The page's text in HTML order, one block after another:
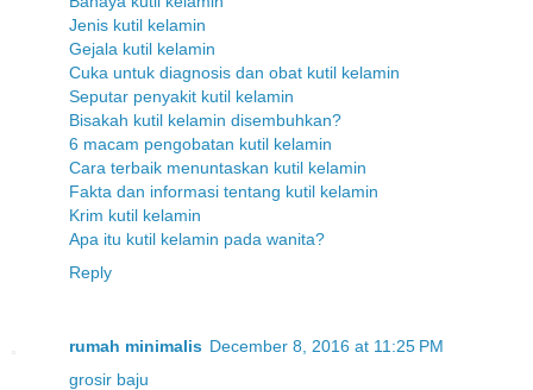
Jenis kutil kelamin
Gejala kutil kelamin
Cuka untuk diagnosis dan obat kutil kelamin
Seputar penyakit kutil kelamin
Bisakah kutil kelamin disembuhkan?
6 macam pengobatan kutil kelamin
Cara terbaik menuntaskan kutil kelamin
Fakta dan informasi tentang kutil kelamin
Krim kutil kelamin
Apa itu kutil kelamin pada wanita?
Reply
rumah minimalis December 8, 2016 at 11:25 PM
grosir baju